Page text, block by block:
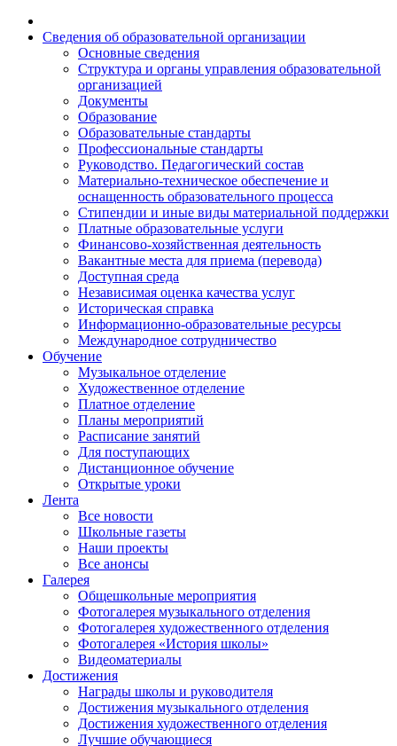
Сведения об образовательной организации
Основные сведения
Структура и органы управления образовательной
организацией
Документы
Образование
Образовательные стандарты
Профессиональные стандарты
Руководство. Педагогический состав
Материально-техническое обеспечение и
оснащенность образовательного процесса
Стипендии и иные виды материальной поддержки
Платные образовательные услуги
Финансово-хозяйственная деятельность
Вакантные места для приема (перевода)
Доступная среда
Независимая оценка качества услуг
Историческая справка
Информационно-образовательные ресурсы
Международное сотрудничество
Обучение
Музыкальное отделение
Художественное отделение
Платное отделение
Планы мероприятий
Расписание занятий
Для поступающих
Дистанционное обучение
Открытые уроки
Лента
Все новости
Школьные газеты
Наши проекты
Все анонсы
Галерея
Общешкольные мероприятия
Фотогалерея музыкального отделения
Фотогалерея художественного отделения
Фотогалерея «История школы»
Видеоматериалы
Достижения
Награды школы и руководителя
Достижения музыкального отделения
Достижения художественного отделения
Лучшие обучающиеся